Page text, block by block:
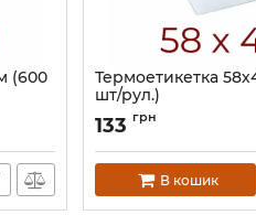
(600
Термоетикетка
шт/рул.)
Артикул:598
133 грн
В кошик